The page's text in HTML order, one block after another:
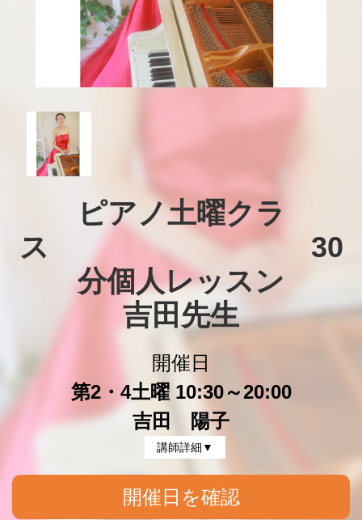
ピアノ土曜クラ
ス　　　　　　　　　30
分個人レッスン
吉田先生
開催日
第2・4土曜 10:30～20:00
吉田 陽子
講師詳細▼
開催日を確認